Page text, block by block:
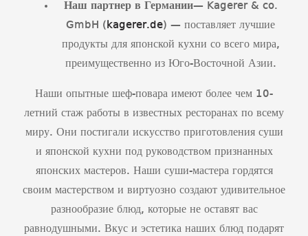
Наш партнер в Германии— Kagerer & co.
GmbH ( kagerer.de) — поставляет лучшие
продукты для японской кухни со всего мира,
преимущественно из Юго-Восточной Азии.
Наши опытные шеф-повара имеют более чем 10-
летний стаж работы в известных ресторанах по всему
миру. Они постигали искусство приготовления суши
и японской кухни под руководством признанных
японских мастеров. Наши суши-мастера гордятся
своим мастерством и виртуозно создают удивительное
разнообразие блюд, которые не оставят вас
равнодушными. Вкус и эстетика наших блюд подарят